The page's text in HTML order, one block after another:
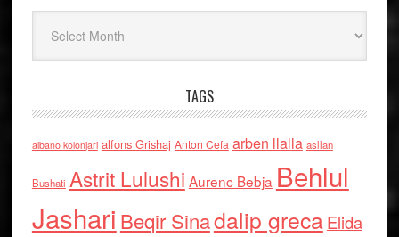
TAGS
albano kolonjari alfons Grishaj Anton Cefa arben llalla asllan
Bushati Astrit Lulushi Aurenc Bebja Behlul
Jashari Beqir Sinadalip grecaElida